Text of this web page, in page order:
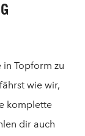
Topform zu
wie wir,
komplette
dir auch